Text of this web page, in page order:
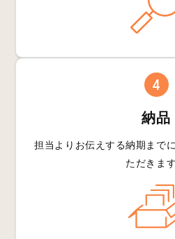
4
納品
担当よりお伝えする納期まで
ただきます